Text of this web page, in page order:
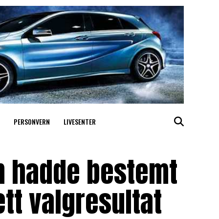
PERSONVERN LIVESENTER
hadde bestemt
valgresultat